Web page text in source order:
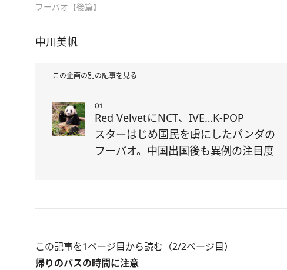
フーバオ【後篇】
中川美帆
この企画の別の記事を見る
01
Red VelvetにNCT、IVE…K-POP
スターはじめ国民を虜にしたパンダの
フーバオ。中国出国後も異例の注目度
この記事を1ページ目から読む（2/2ページ目）
帰りのバスの時間に注意